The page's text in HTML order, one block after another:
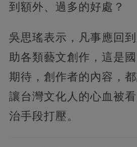
到額外、過多的好處？
吳思瑤表示，凡事應回
助各類藝文創作，這是
期待，創作者的內容，都
讓台灣文化人的心血被
治手段打壓。